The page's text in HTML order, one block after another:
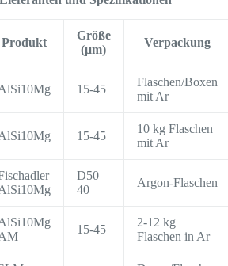
Produkt
Größe
(μm)
Verpackung
15-45
Flaschen/Boxen
mit Ar
15-45
10 kg Flaschen
mit Ar
D50
40
Argon-Flaschen
15-45
2-12 kg
Flaschen in Ar